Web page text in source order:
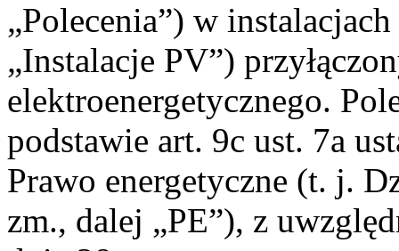
„Polecenia”) w
„Instalacje PV”)
elektroenergetycznego.
podstawie art. 9c ust. 7a
Prawo energetyczne (t. j.
zm., dalej „PE”), z